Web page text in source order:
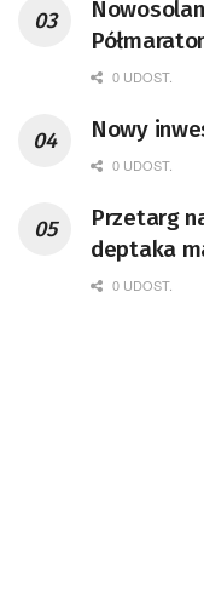
0 UDOST.
Nowy
0 UDOST.
Przetarg
deptaka
0 UDOST.